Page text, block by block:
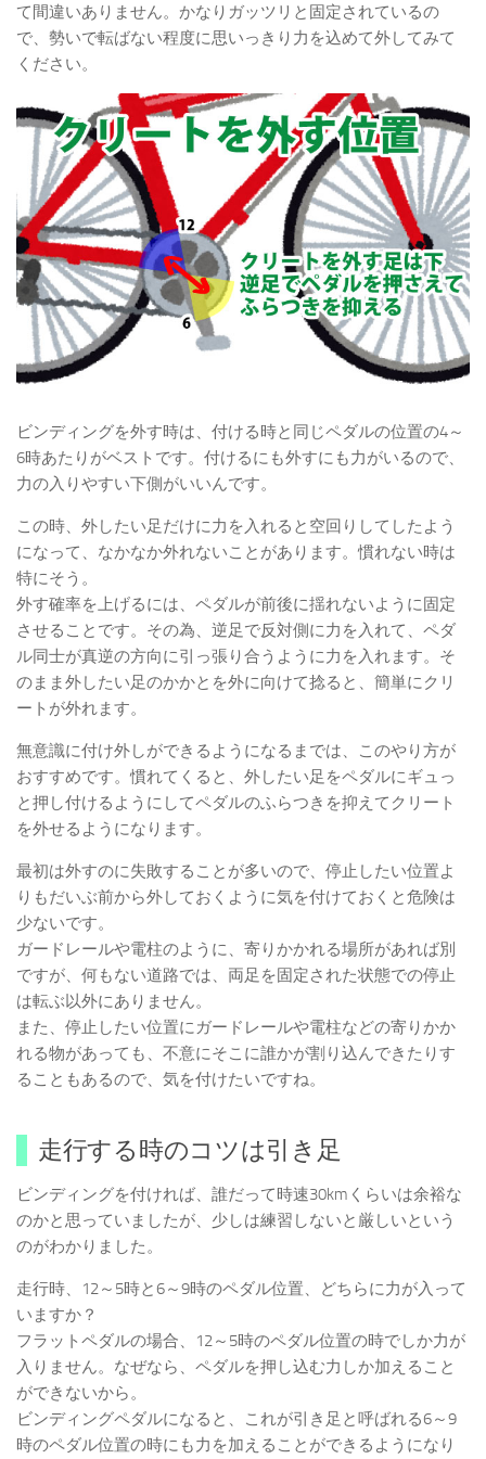
て間違いありません。かなりガッツリと固定されているの
で、勢いで転ばない程度に思いっきり力を込めて外してみて
ください。
ビンディングを外す時は、付ける時と同じペダルの位置の4～
6時あたりがベストです。付けるにも外すにも力がいるので、
力の入りやすい下側がいいんです。
この時、外したい足だけに力を入れると空回りしてしたよう
になって、なかなか外れないことがあります。慣れない時は
特にそう。
外す確率を上げるには、ペダルが前後に揺れないように固定
させることです。その為、逆足で反対側に力を入れて、ペダ
ル同士が真逆の方向に引っ張り合うように力を入れます。そ
のまま外したい足のかかとを外に向けて捻ると、簡単にクリ
ートが外れます。
無意識に付け外しができるようになるまでは、このやり方が
おすすめです。慣れてくると、外したい足をペダルにギュっ
と押し付けるようにしてペダルのふらつきを抑えてクリート
を外せるようになります。
最初は外すのに失敗することが多いので、停止したい位置よ
りもだいぶ前から外しておくように気を付けておくと危険は
少ないです。
ガードレールや電柱のように、寄りかかれる場所があれば別
ですが、何もない道路では、両足を固定された状態での停止
は転ぶ以外にありません。
また、停止したい位置にガードレールや電柱などの寄りかか
れる物があっても、不意にそこに誰かが割り込んできたりす
ることもあるので、気を付けたいですね。
走行する時のコツは引き足
ビンディングを付ければ、誰だって時速30kmくらいは余裕な
のかと思っていましたが、少しは練習しないと厳しいという
のがわかりました。
走行時、12～5時と6～9時のペダル位置、どちらに力が入って
いますか？
フラットペダルの場合、12～5時のペダル位置の時でしか力が
入りません。なぜなら、ペダルを押し込む力しか加えること
ができないから。
ビンディングペダルになると、これが引き足と呼ばれる6～9
時のペダル位置の時にも力を加えることができるようになり